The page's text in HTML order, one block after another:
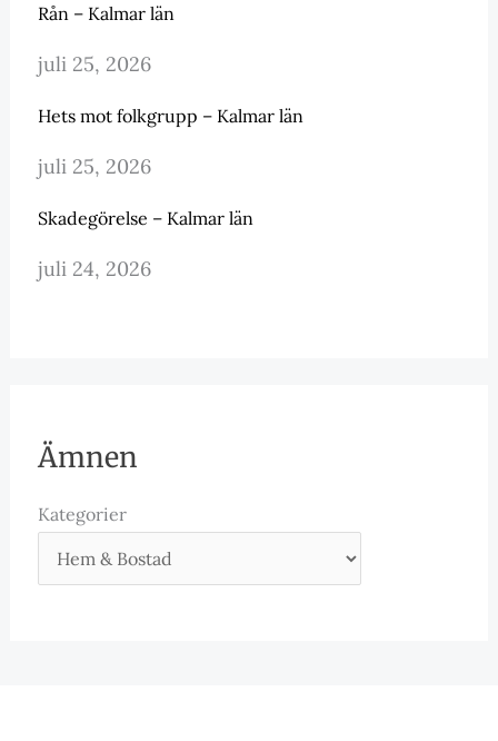
Rån – Kalmar län
juli 25, 2026
Hets mot folkgrupp – Kalmar län
juli 25, 2026
Skadegörelse – Kalmar län
juli 24, 2026
Ämnen
Kategorier